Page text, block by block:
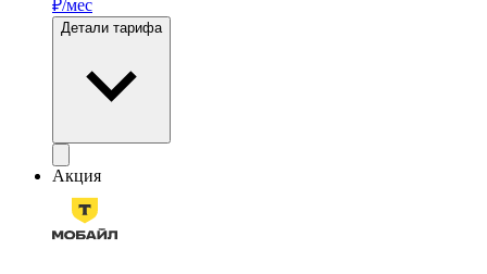
₽/мес
Детали тарифа
Акция